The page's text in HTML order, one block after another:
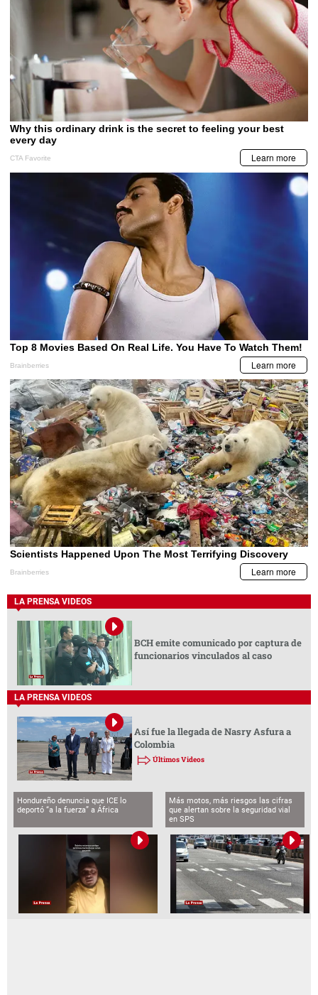
LA PRENSA VIDEOS
BCH emite comunicado por captura de
funcionarios vinculados al caso
LA PRENSA VIDEOS
Así fue la llegada de Nasry Asfura a
Colombia
Últimos Videos
Hondureño denuncia que ICE lo
deportó “a la fuerza” a África
Más motos, más riesgos las cifras
que alertan sobre la seguridad vial
en SPS